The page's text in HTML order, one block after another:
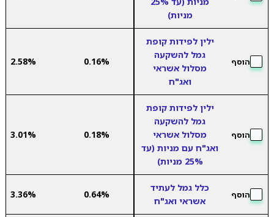
מניות)
הוסף
ילין לפידות קופת
גמל להשקעה
מסלול אשראי
ואג"ח
0.16%
2.58%
הוסף
ילין לפידות קופת
גמל להשקעה
מסלול אשראי
ואג"ח עם מניות (עד
25% מניות)
0.18%
3.01%
הוסף
כלל גמל לעתיד
אשראי ואג"ח
0.64%
3.36%